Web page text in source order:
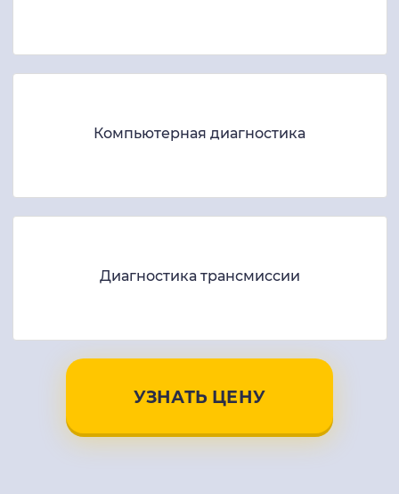
Компьютерная диагностика
Диагностика трансмиссии
УЗНАТЬ ЦЕНУ